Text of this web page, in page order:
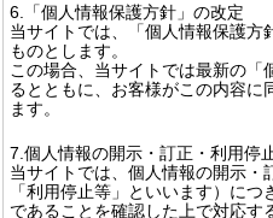
6.「個人情報保護方針」の改定
当サイトでは、「個人情報保護方
ものとします。
この場合、当サイトでは最新の「
るとともに、お客様がこの内容に
ます。
7.個人情報の開示・訂正・利用停
当サイトでは、個人情報の開示・
「利用停止等」といいます）に
であることを確認した上で対応す